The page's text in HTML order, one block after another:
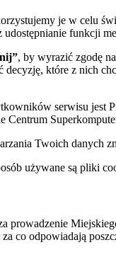
je w celu
funkcji
, by wyrazić zgodę
które z nich
serwisu jest
Centrum
Twoich danych
używane są pliki
prowadzenie
co odpowiadają